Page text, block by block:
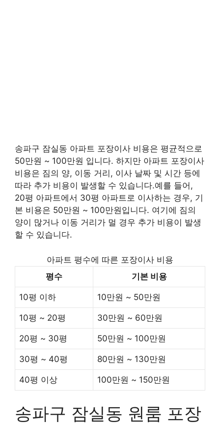
송파구 잠실동 아파트 포장이사 비용은 평균적으로
50만원 ~ 100만원 입니다. 하지만 아파트 포장이사
비용은 짐의 양, 이동 거리, 이사 날짜 및 시간 등에
따라 추가 비용이 발생할 수 있습니다.예를 들어,
20평 아파트에서 30평 아파트로 이사하는 경우, 기
본 비용은 50만원 ~ 100만원입니다. 여기에 짐의
양이 많거나 이동 거리가 멀 경우 추가 비용이 발생
할 수 있습니다.
아파트 평수에 따른 포장이사 비용
평수
기본 비용
10평 이하 10만원 ~ 50만원
10평 ~ 20평 30만원 ~ 60만원
20평 ~ 30평 50만원 ~ 100만원
30평 ~ 40평 80만원 ~ 130만원
40평 이상 100만원 ~ 150만원
송파구 잠실동 원룸 포장